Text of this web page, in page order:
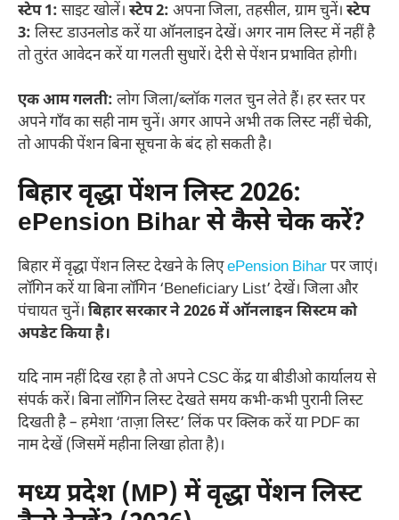
स्टेप 1: साइट खोलें। स्टेप 2: अपना जिला, तहसील, ग्राम चुनें। स्टेप
3: लिस्ट डाउनलोड करें या ऑनलाइन देखें। अगर नाम लिस्ट में नहीं है
तो तुरंत आवेदन करें या गलती सुधारें। देरी से पेंशन प्रभावित होगी।
एक आम गलती: लोग जिला/ब्लॉक गलत चुन लेते हैं। हर स्तर पर
अपने गाँव का सही नाम चुनें। अगर आपने अभी तक लिस्ट नहीं चेकी,
तो आपकी पेंशन बिना सूचना के बंद हो सकती है।
बिहार वृद्धा पेंशन लिस्ट 2026:
ePension Bihar से कैसे चेक करें?
बिहार में वृद्धा पेंशन लिस्ट देखने के लिएePension Biharपर जाएं।
लॉगिन करें या बिना लॉगिन ‘Beneficiary List’ देखें। जिला और
पंचायत चुनें। बिहार सरकार ने 2026 में ऑनलाइन सिस्टम को
अपडेट किया है।
यदि नाम नहीं दिख रहा है तो अपने CSC केंद्र या बीडीओ कार्यालय से
संपर्क करें। बिना लॉगिन लिस्ट देखते समय कभी-कभी पुरानी लिस्ट
दिखती है – हमेशा ‘ताज़ा लिस्ट’ लिंक पर क्लिक करें या PDF का
नाम देखें (जिसमें महीना लिखा होता है)।
मध्य प्रदेश (MP) में वृद्धा पेंशन लिस्ट